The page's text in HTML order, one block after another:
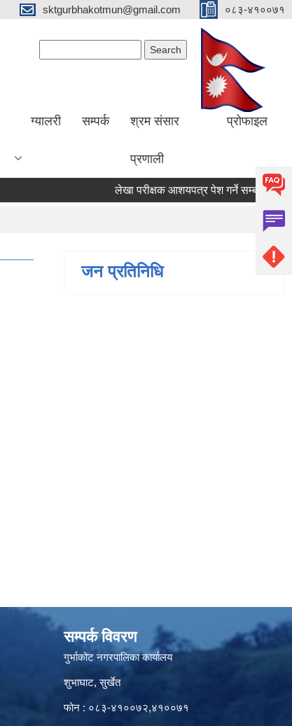
sktgurbhakotmun@gmail.com ०८३-४१००७१
ग्यालरी सम्पर्क श्रम संसार
प्रणाली
प्रोफाइल
लेखा परीक्षक आशयपत्र पेश गर्ने सम्बन्धी सूचना ।
जन प्रतिनिधि
सम्पर्क विवरण
गुर्भाकोट नगरपालिका कार्यालय
शुभाघाट, सुर्खेत
फोन : ०८३-४१००७२,४१००७१